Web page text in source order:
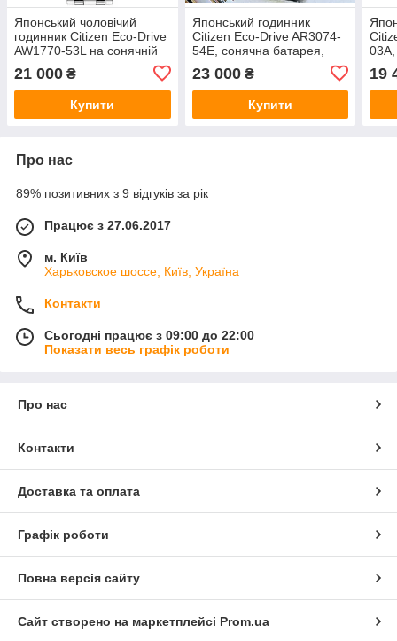
Японський чоловічий
годинник Citizen Eco-Drive
AW1770-53L на сонячній
батареї, сапфірове скло
21 000 ₴
Купити
Японський годинник
Citizen Eco-Drive AR3074-
54E, сонячна батарея,
ультратонкий корпус
класика
23 000₴
Купити
19
Про нас
89% позитивних з 9 відгуків за рік
Працює з 27.06.2017
м. Київ
Харьковское шоссе, Київ, Україна
Контакти
Сьогодні працює з 09:00 до 22:00
Показати весь графік роботи
Про нас
Контакти
Доставка та оплата
Графік роботи
Повна версія сайту
Сайт створено на маркетплейсі Prom.ua